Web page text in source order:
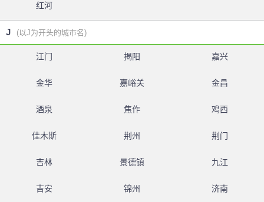
红河
J (以J为开头的城市名)
江门 揭阳 嘉兴
金华 嘉峪关 金昌
酒泉 焦作 鸡西
佳木斯 荆州 荆门
吉林 景德镇 九江
吉安 锦州 济南